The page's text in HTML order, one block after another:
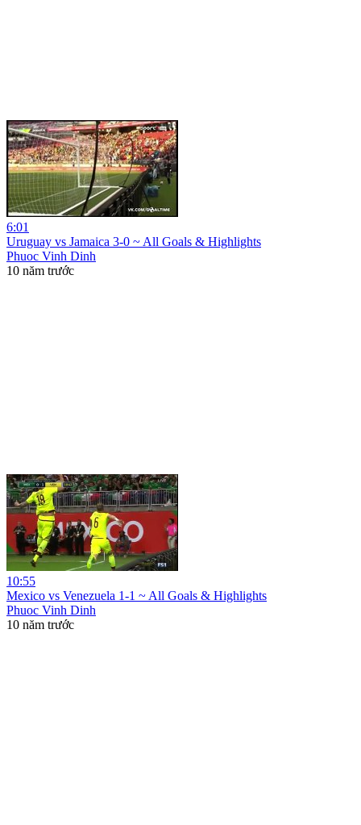
6:01
Uruguay vs Jamaica 3-0 ~ All Goals & Highlights
Phuoc Vinh Dinh
10 năm trước
10:55
Mexico vs Venezuela 1-1 ~ All Goals & Highlights
Phuoc Vinh Dinh
10 năm trước